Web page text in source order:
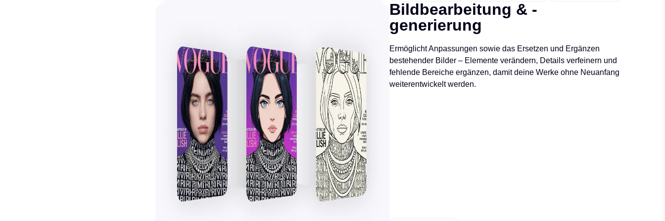
Bildbearbeitung & -
generierung
Ermöglicht Anpassungen sowie das Ersetzen und Ergänzen
bestehender Bilder – Elemente verändern, Details verfeinern und
fehlende Bereiche ergänzen, damit deine Werke ohne Neuanfang
weiterentwickelt werden.